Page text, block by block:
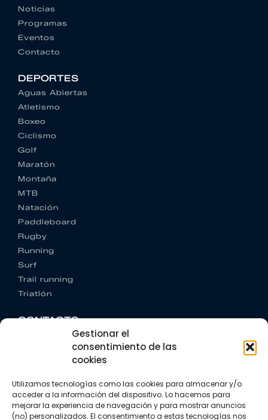
Gestionar el
consentimiento de las
cookies
Utilizamos tecnologías como las cookies para almacenar y/o
acceder a la información del dispositivo. Lo hacemos para
mejorar la experiencia de navegación y para mostrar anuncios
(no) personalizados. El consentimiento a estas tecnologías nos
Noticias
Programas
Eventos
Contacto
DEPORTES
Aguas Abiertas
Atletismo
Boxeo
Ciclismo
Golf
Maratón
Montaña
MTB
Natación
Paddleboard
Rugby
Running
Surf
Trail running
Triatlón
CONTACTO
+34 922 303 191
+34 662 342 177
info@vkssport.com